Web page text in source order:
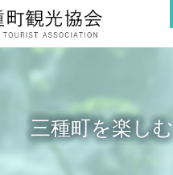
三種町を楽しむ